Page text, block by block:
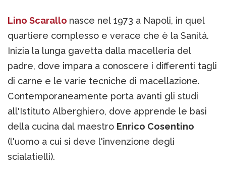
Lino Scarallo nasce nel 1973 a Napoli, in quel
quartiere complesso e verace che è la Sanità.
Inizia la lunga gavetta dalla macelleria del
padre, dove impara a conoscere i differenti tagli
di carne e le varie tecniche di macellazione.
Contemporaneamente porta avanti gli studi
all'Istituto Alberghiero, dove apprende le basi
della cucina dal maestro Enrico Cosentino
(l'uomo a cui si deve l'invenzione degli
scialatielli).